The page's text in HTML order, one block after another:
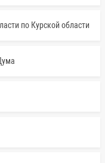
по Курской области